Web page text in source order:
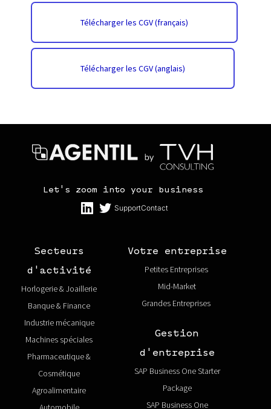
Télécharger les CGV (français)
Télécharger les CGV (anglais)
Let's zoom into your business
SupportContact
Secteurs
d'activité
Horlogerie & Joaillerie
Banque & Finance
Industrie mécanique
Machines spéciales
Pharmaceutique &
Cosmétique
Agroalimentaire
Votre entreprise
Petites Entreprises
Mid-Market
Grandes Entreprises
Gestion
d'entreprise
SAP Business One Starter
Package
SAP Business One